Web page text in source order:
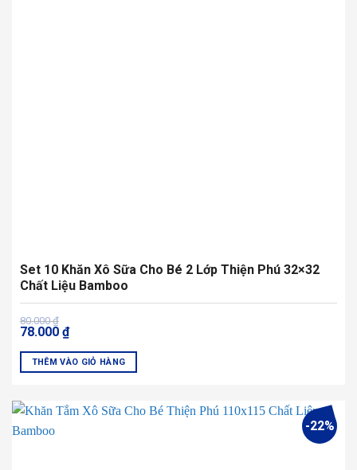
Set 10 Khăn Xô Sữa Cho Bé 2 Lớp Thiện Phú 32×32
Chất Liệu Bamboo
80.000₫
Giá
gốc
80.000 ₫.
78.000 ₫
Giá
hiện
78.000 ₫.
THÊM VÀO GIỎ HÀNG
-22%